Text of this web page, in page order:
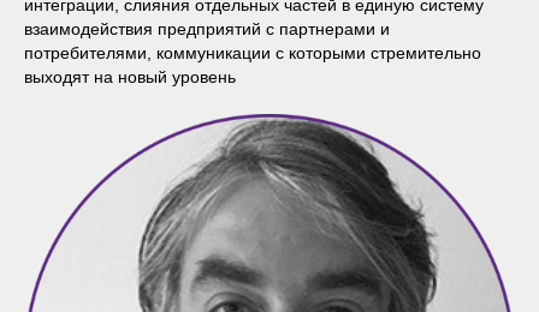
интеграции, слияния отдельных частей в единую систему
взаимодействия предприятий с партнерами и
потребителями, коммуникации с которыми стремительно
выходят на новый уровень